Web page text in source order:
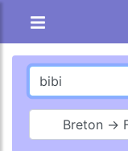
Breton →